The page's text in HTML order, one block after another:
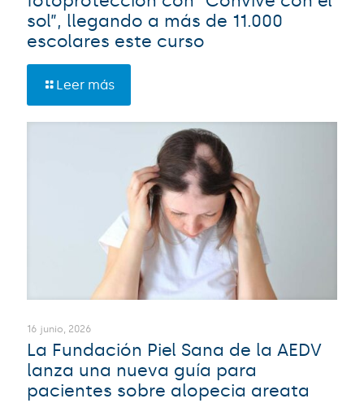
sol”, llegando a más de 11.000
escolares este curso
Leer más
16 junio, 2026
La Fundación Piel Sana de la AEDV
lanza una nueva guía para
pacientes sobre alopecia areata